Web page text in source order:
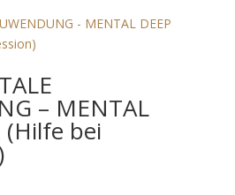
– MENTAL
(Hilfe bei